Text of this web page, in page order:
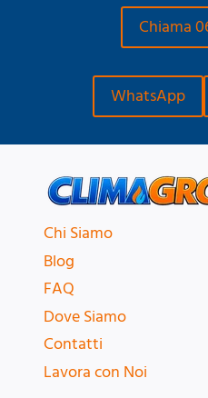
Chiama
WhatsApp
Chi Siamo
Blog
FAQ
Dove Siamo
Contatti
Lavora con Noi